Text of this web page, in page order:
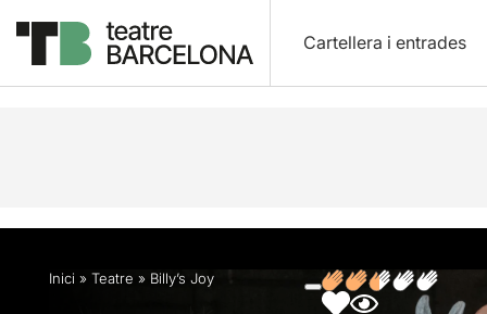
Cartellera i entrades
Descripció Fitxa artística Fotos i vídeos
Inici » Teatre » Billy’s Joy